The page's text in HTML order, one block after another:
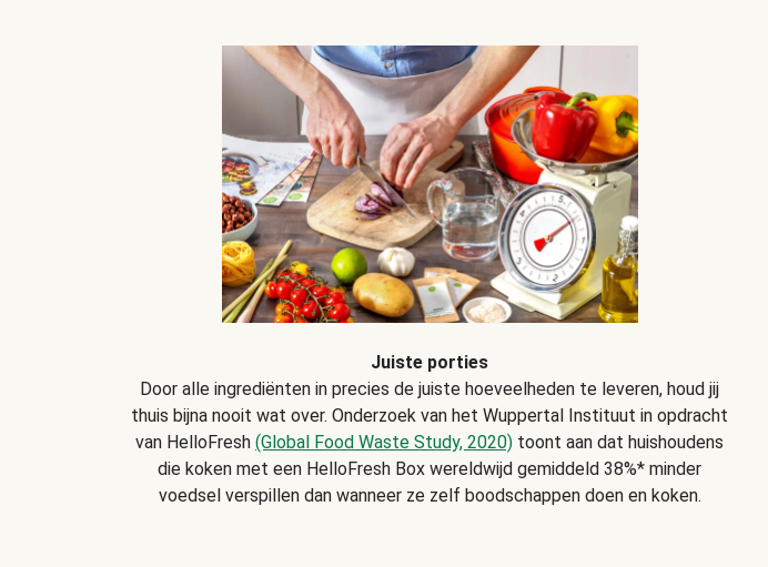
Juiste porties
Door alle ingrediënten in precies de juiste hoeveelheden te leveren, houd jij
thuis bijna nooit wat over. Onderzoek van het Wuppertal Instituut in opdracht
van HelloFresh (Global Food Waste Study, 2020) toont aan dat huishoudens
die koken met een HelloFresh Box wereldwijd gemiddeld 38%* minder
voedsel verspillen dan wanneer ze zelf boodschappen doen en koken.